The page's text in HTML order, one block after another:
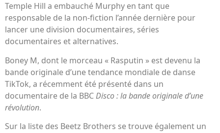
Temple Hill a embauché Murphy en tant que
responsable de la non-fiction l’année dernière pour
lancer une division documentaires, séries
documentaires et alternatives.
Boney M, dont le morceau « Rasputin » est devenu la
bande originale d’une tendance mondiale de danse
TikTok, a récemment été présenté dans un
documentaire de la BBCDisco : la bande originale d’une
révolution.
Sur la liste des Beetz Brothers se trouve également un